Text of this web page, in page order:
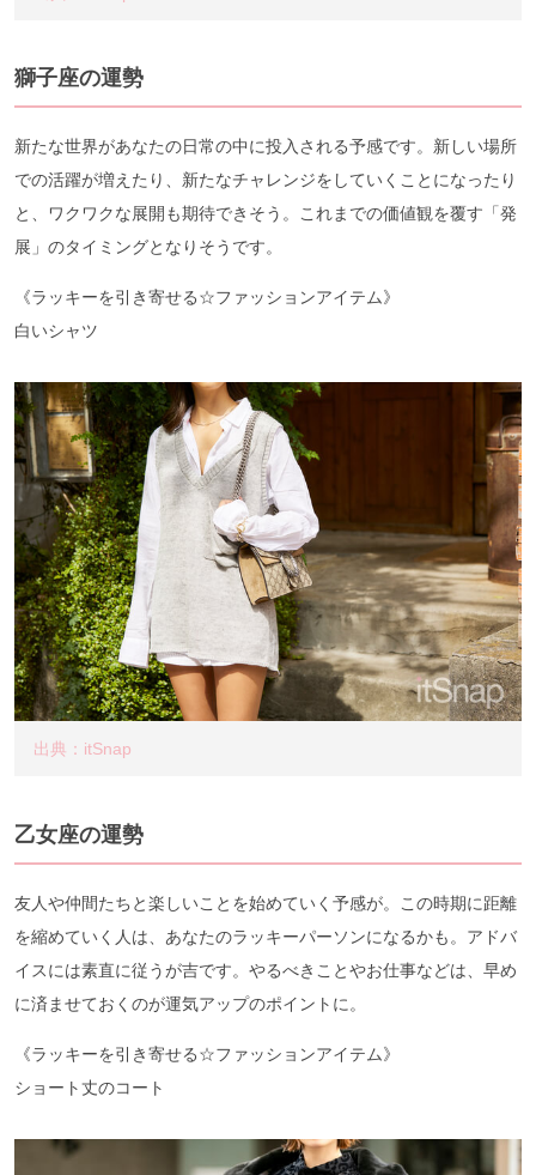
獅子座の運勢
新たな世界があなたの日常の中に投入される予感です。新しい場所
での活躍が増えたり、新たなチャレンジをしていくことになったり
と、ワクワクな展開も期待できそう。これまでの価値観を覆す「発
展」のタイミングとなりそうです。
《ラッキーを引き寄せる☆ファッションアイテム》
白いシャツ
出典：itSnap
乙女座の運勢
友人や仲間たちと楽しいことを始めていく予感が。この時期に距離
を縮めていく人は、あなたのラッキーパーソンになるかも。アドバ
イスには素直に従うが吉です。やるべきことやお仕事などは、早め
に済ませておくのが運気アップのポイントに。
《ラッキーを引き寄せる☆ファッションアイテム》
ショート丈のコート